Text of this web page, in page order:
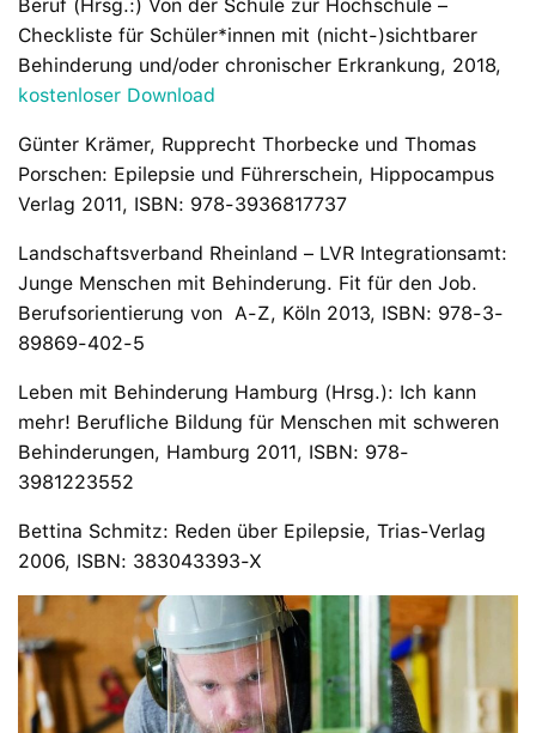
Beruf (Hrsg.:) Von der Schule zur Hochschule –
Checkliste für Schüler*innen mit (nicht-)sichtbarer
Behinderung und/oder chronischer Erkrankung, 2018,
kostenloser Download
Günter Krämer, Rupprecht Thorbecke und Thomas
Porschen: Epilepsie und Führerschein, Hippocampus
Verlag 2011, ISBN: 978-3936817737
Landschaftsverband Rheinland – LVR Integrationsamt:
Junge Menschen mit Behinderung. Fit für den Job.
Berufsorientierung von A-Z, Köln 2013, ISBN: 978-3-
89869-402-5
Leben mit Behinderung Hamburg (Hrsg.): Ich kann
mehr! Berufliche Bildung für Menschen mit schweren
Behinderungen, Hamburg 2011, ISBN: 978-
3981223552
Bettina Schmitz: Reden über Epilepsie, Trias-Verlag
2006, ISBN: 383043393-X